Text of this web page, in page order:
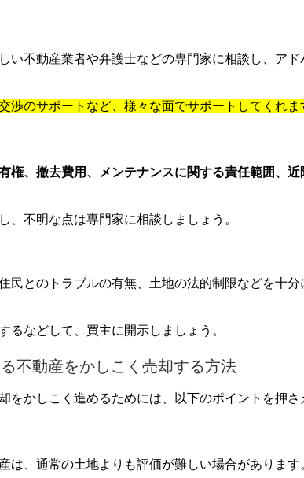
い不動産業者や弁護士などの専門家に相談し、ア
渉のサポートなど、様々な面でサポートしてくれま
権、撤去費用、メンテナンスに関する責任範囲、
、不明な点は専門家に相談しましょう。
民とのトラブルの有無、土地の法的制限などを十
るなどして、買主に開示しましょう。
不動産をかしこく売却する方法
をかしこく進めるためには、以下のポイントを押さ
は、通常の土地よりも評価が難しい場合があります